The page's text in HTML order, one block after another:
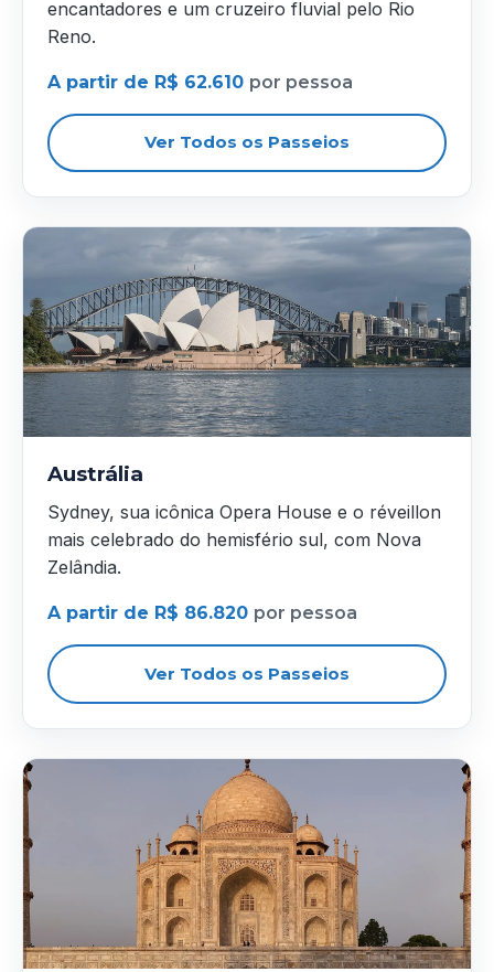
encantadores e um cruzeiro fluvial pelo Rio
Reno.
A partir de R$ 62.610 por pessoa
Ver Todos os Passeios
Austrália
Sydney, sua icônica Opera House e o réveillon
mais celebrado do hemisfério sul, com Nova
Zelândia.
A partir de R$ 86.820 por pessoa
Ver Todos os Passeios